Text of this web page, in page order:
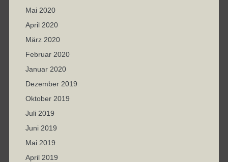
Mai 2020
April 2020
März 2020
Februar 2020
Januar 2020
Dezember 2019
Oktober 2019
Juli 2019
Juni 2019
Mai 2019
April 2019